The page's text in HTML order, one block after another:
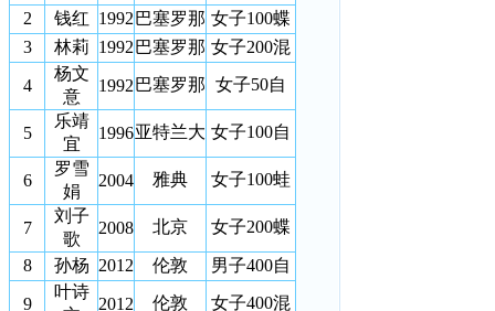
2
钱红 1992 巴塞罗那 女子100蝶
3
林莉 1992 巴塞罗那 女子200混
4
杨文
意
1992 巴塞罗那 女子50自
5
乐靖
宜
1996亚特兰大 女子100自
6
罗雪
娟
2004 雅典 女子100蛙
7
刘子
歌
2008 北京 女子200蝶
8 孙杨 2012 伦敦 男子400自
9
叶诗
2012 伦敦 女子400混